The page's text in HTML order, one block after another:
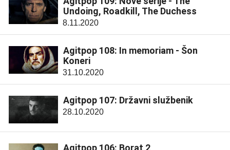
Undoing, Roadkill, The Duchess
8.11.2020
Agitpop 108: In memoriam - Šon
Koneri
31.10.2020
Agitpop 107: Državni službenik
28.10.2020
Agitpop 106: Borat 2